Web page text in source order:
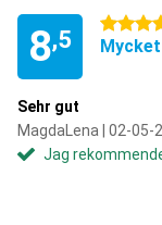
8,5
4.5
Sehr gut
MagdaLena | 02-05-
Jag